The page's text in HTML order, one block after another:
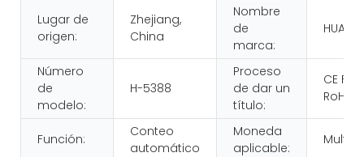
Lugar de
origen:
Zhejiang,
China
Nombre
de
marca:
HUAEN
Número
de
modelo:
H-5388
Proceso
de dar un
título:
CE FCC
RoHS
Función:
Conteo
automático
Moneda
aplicable: